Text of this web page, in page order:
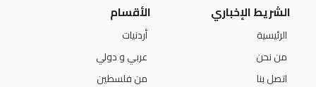
الشريط الإخباري
الرئيسية
من نحن
اتصل بنا
الأقسام
أردنيات
عربي و دولي
من فلسطين